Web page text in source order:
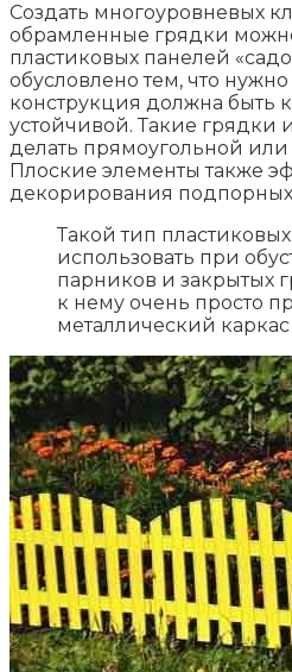
Создать многоуровневых
обрамленные грядки
пластиковых панелей
обусловлено тем, что
конструкция должна быть
устойчивой. Такие грядки
делать прямоугольной
Плоские элементы также
декорирования подпорных
Такой тип
использовать при
парников и закрытых
к нему очень просто
металлический